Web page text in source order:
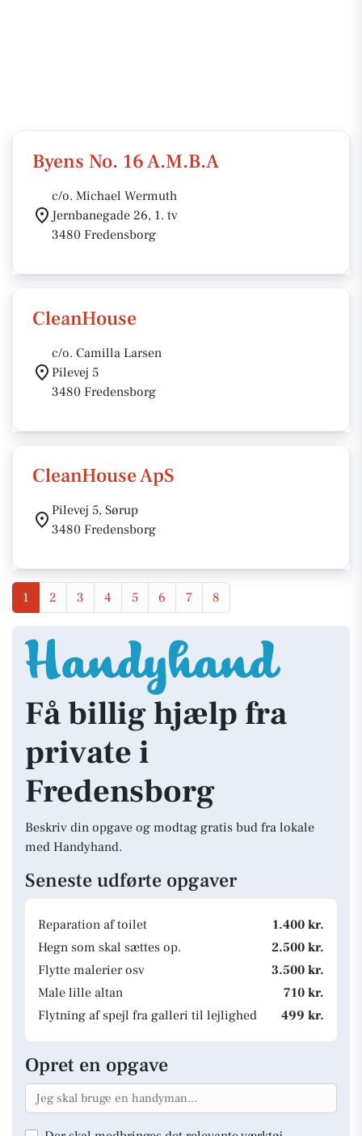
Byens No. 16 A.M.B.A
c/o. Michael Wermuth
Jernbanegade 26, 1. tv
3480 Fredensborg
CleanHouse
c/o. Camilla Larsen
Pilevej 5
3480 Fredensborg
CleanHouse ApS
Pilevej 5, Sørup
3480 Fredensborg
1 2 3 4 5 6 7 8
Få billig hjælp fra
private i
Fredensborg
Beskriv din opgave og modtag gratis bud fra lokale
med Handyhand.
Seneste udførte opgaver
Reparation af toilet
1.400 kr.
Hegn som skal sættes op.
2.500 kr.
Flytte malerier osv
3.500 kr.
Male lille altan
710 kr.
Flytning af spejl fra galleri til lejlighed
499 kr.
Opret en opgave